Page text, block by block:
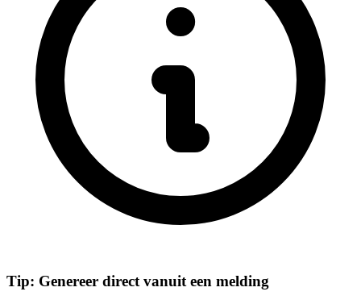
Tip: Genereer direct vanuit een melding